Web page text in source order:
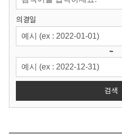
의결일
~
검색